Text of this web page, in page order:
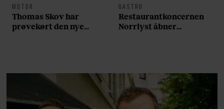
MOTOR
Thomas Skov har
prøvekørt den nye
GASTRO
Restaurantkoncernen
Norrlyst åbner